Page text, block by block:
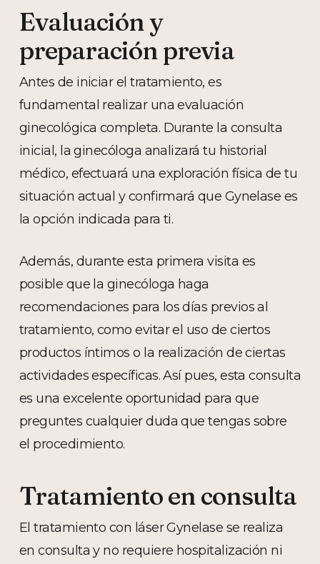
Evaluación y
preparación previa
Antes de iniciar el tratamiento, es
fundamental realizar una evaluación
ginecológica completa. Durante la consulta
inicial, la ginecóloga analizará tu historial
médico, efectuará una exploración física de tu
situación actual y confirmará que Gynelase es
la opción indicada para ti.
Además, durante esta primera visita es
posible que la ginecóloga haga
recomendaciones para los días previos al
tratamiento, como evitar el uso de ciertos
productos íntimos o la realización de ciertas
actividades específicas. Así pues, esta consulta
es una excelente oportunidad para que
preguntes cualquier duda que tengas sobre
el procedimiento.
Tratamiento en consulta
El tratamiento con láser Gynelase se realiza
en consulta y no requiere hospitalización ni